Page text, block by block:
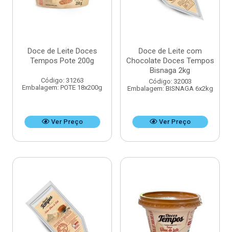
Doce de Leite Doces
Tempos Pote 200g
Código: 31263
Embalagem: POTE 18x200g
Ver Preço
Doce de Leite com
Chocolate Doces Tempos
Bisnaga 2kg
Código: 32003
Embalagem: BISNAGA 6x2kg
Ver Preço